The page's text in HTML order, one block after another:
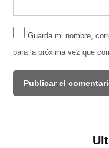
Guarda mi nombre,
para la próxima vez que